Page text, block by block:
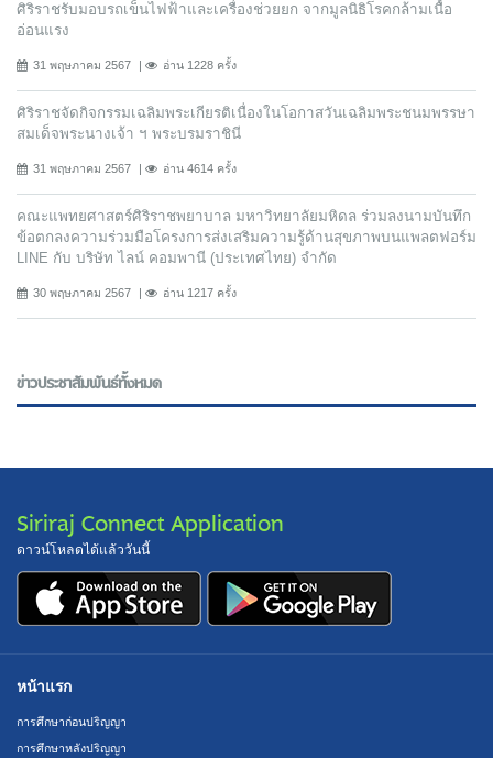
ศิริราชรับมอบรถเข็นไฟฟ้าและเครื่องช่วยยก จากมูลนิธิโรคกล้ามเนื้อ
อ่อนแรง
31 พฤษภาคม 2567 อ่าน 1228 ครั้ง
ศิริราชจัดกิจกรรมเฉลิมพระเกียรติเนื่องในโอกาสวันเฉลิมพระชนมพรรษา
สมเด็จพระนางเจ้า ฯ พระบรมราชินี
31 พฤษภาคม 2567 อ่าน 4614 ครั้ง
คณะแพทยศาสตร์ศิริราชพยาบาล มหาวิทยาลัยมหิดล ร่วมลงนามบันทึก
ข้อตกลงความร่วมมือโครงการส่งเสริมความรู้ด้านสุขภาพบนแพลตฟอร์ม
LINE กับ บริษัท ไลน์ คอมพานี (ประเทศไทย) จํากัด
30 พฤษภาคม 2567 อ่าน 1217 ครั้ง
ข่าวประชาสัมพันธ์ทั้งหมด
Siriraj Connect Application
ดาวน์โหลดได้แล้ววันนี้
หน้าแรก
การศึกษาก่อนปริญญา
การศึกษาหลังปริญญา